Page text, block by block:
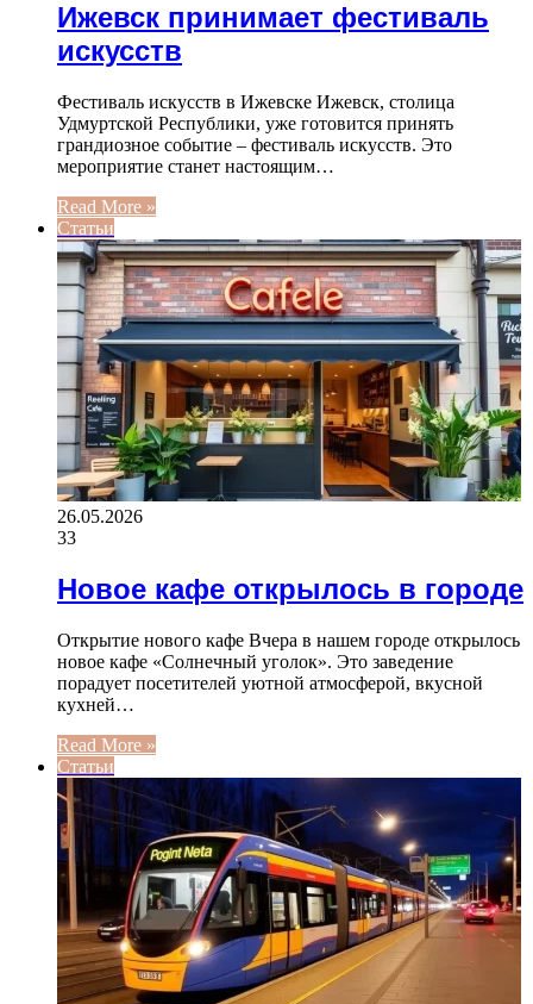
Ижевск принимает фестиваль
искусств
Фестиваль искусств в Ижевске Ижевск, столица
Удмуртской Республики, уже готовится принять
грандиозное событие – фестиваль искусств. Это
мероприятие станет настоящим…
Read More »
Статьи
26.05.2026
33
Новое кафе открылось в городе
Открытие нового кафе Вчера в нашем городе открылось
новое кафе «Солнечный уголок». Это заведение
порадует посетителей уютной атмосферой, вкусной
кухней…
Read More »
Статьи